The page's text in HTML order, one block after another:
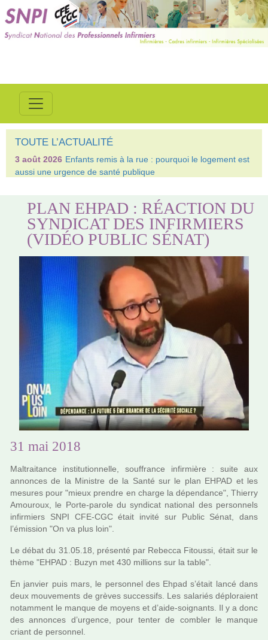
TOUTE L’ACTUALITÉ
3 août 2026 Enfants remis à la rue : pourquoi le logement est
aussi une urgence de santé publique
PLAN EHPAD : RÉACTION DU
SYNDICAT DES INFIRMIERS
(VIDÉO PUBLIC SÉNAT)
31 mai 2018
Maltraitance ins­ti­tu­tion­nelle, souf­france infir­mière : suite aux
annon­ces de la Ministre de la Santé sur le plan EHPAD et les
mesu­res pour "mieux pren­dre en charge la dépen­dance", Thierry
Amouroux, le Porte-parole du syn­di­cat natio­nal des per­son­nels
infir­miers SNPI CFE-CGC était invité sur Public Sénat, dans
l’émission "On va plus loin".
Le débat du 31.05.18, pré­senté par Rebecca Fitoussi, était sur le
thème "EHPAD : Buzyn met 430 mil­lions sur la table".
En jan­vier puis mars, le per­son­nel des Ehpad s’était lancé dans
deux mou­ve­ments de grèves suc­ces­sifs. Les sala­riés déplo­raient
notam­ment le manque de moyens et d’aide-soi­gnants. Il y a donc
des annon­ces d’urgence, pour tenter de com­bler le manque
criant de per­son­nel.